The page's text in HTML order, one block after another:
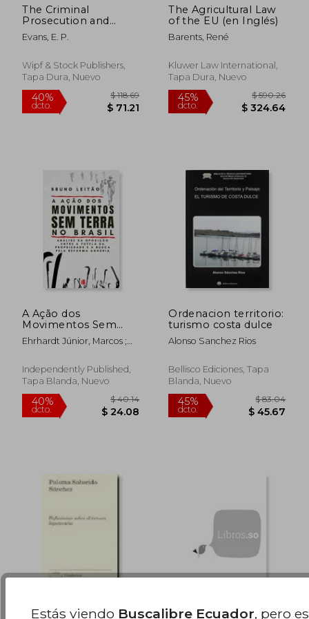
40%
dcto. $ 45.47
40%
dcto.
The Criminal
Prosecution and
Capital Punishment
of Animals (en Inglés)
Evans, E. P.
Wipf & Stock Publishers,
Tapa Dura, Nuevo
The Agricultural Law
of the EU (en Inglés)
Barents, René
Kluwer Law International,
Tapa Dura, Nuevo
A Ação dos
Movimentos Sem
Terra no Brasil:
Análise da oposição
propriedade e a
busca pela Reforma
Portugués)
Ehrhardt Júnior, Marcos ;
Cavalcante
Independently Published,
Tapa Blanda, Nuevo
Ordenacion territorio:
turismo costa dulce
Alonso Sanchez Rios
Bellisco Ediciones, Tapa
Blanda, Nuevo
Estás viendo Buscalibre Ecuador, pero